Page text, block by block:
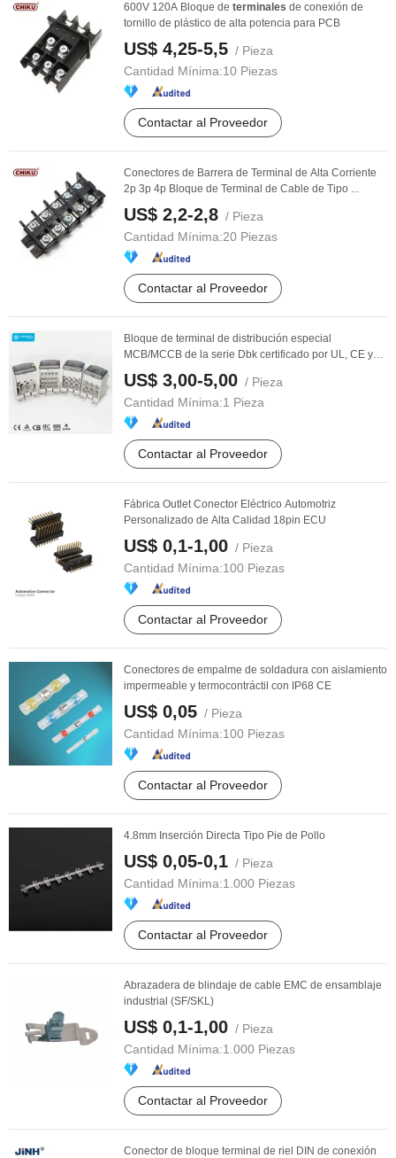
600V 120A Bloque de terminales de conexión de
tornillo de plástico de alta potencia para PCB
US$ 4,25-5,5 / Pieza
Cantidad Mínima:10 Piezas
Contactar al Proveedor
Conectores de Barrera de Terminal de Alta Corriente
2p 3p 4p Bloque de Terminal de Cable de Tipo ...
US$ 2,2-2,8 / Pieza
Cantidad Mínima:20 Piezas
Contactar al Proveedor
Bloque de terminal de distribución especial
MCB/MCCB de la serie Dbk certificado por UL, CE y
US$ 3,00-5,00 / Pieza
Cantidad Mínima:1 Pieza
Contactar al Proveedor
Fábrica Outlet Conector Eléctrico Automotriz
Personalizado de Alta Calidad 18pin ECU
US$ 0,1-1,00 / Pieza
Cantidad Mínima:100 Piezas
Contactar al Proveedor
Conectores de empalme de soldadura con aislamiento
impermeable y termocontráctil con IP68 CE
US$ 0,05 / Pieza
Cantidad Mínima:100 Piezas
Contactar al Proveedor
4.8mm Inserción Directa Tipo Pie de Pollo
US$ 0,05-0,1 / Pieza
Cantidad Mínima:1.000 Piezas
Contactar al Proveedor
Abrazadera de blindaje de cable EMC de ensamblaje
industrial (SF/SKL)
US$ 0,1-1,00 / Pieza
Cantidad Mínima:1.000 Piezas
Contactar al Proveedor
Conector de bloque terminal de riel DIN de conexión